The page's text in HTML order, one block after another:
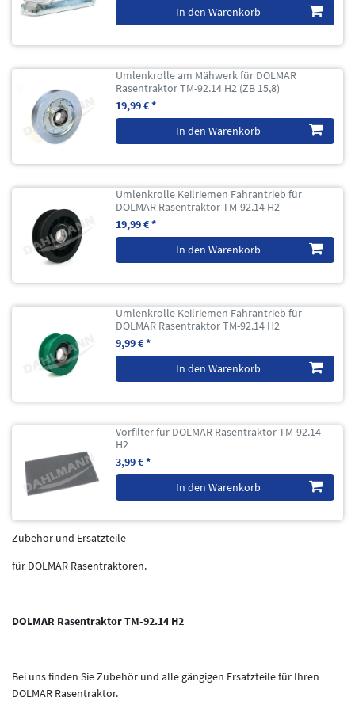
In den Warenkorb
Umlenkrolle am Mähwerk für DOLMAR
Rasentraktor TM-92.14 H2 (ZB 15,8)
19,99 € *
In den Warenkorb
Umlenkrolle Keilriemen Fahrantrieb für
DOLMAR Rasentraktor TM-92.14 H2
19,99 € *
In den Warenkorb
Umlenkrolle Keilriemen Fahrantrieb für
DOLMAR Rasentraktor TM-92.14 H2
9,99 € *
In den Warenkorb
Vorfilter für DOLMAR Rasentraktor TM-92.14
H2
3,99 € *
In den Warenkorb
Zubehör und Ersatzteile
für DOLMAR Rasentraktoren.
DOLMAR Rasentraktor TM-92.14 H2
Bei uns finden Sie Zubehör und alle gängigen Ersatzteile für Ihren
DOLMAR Rasentraktor.